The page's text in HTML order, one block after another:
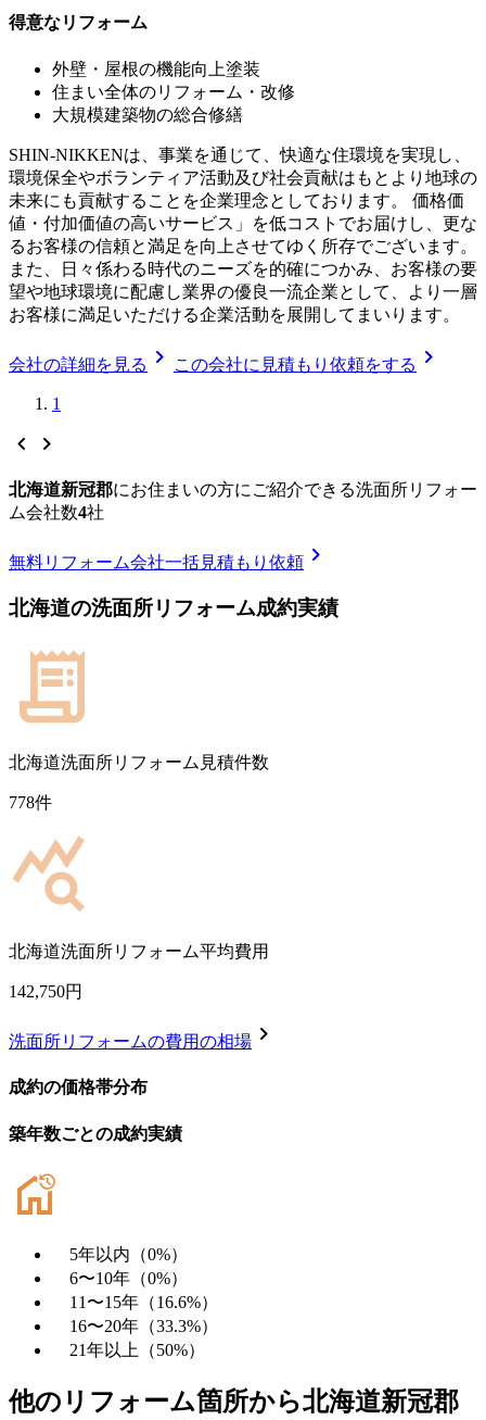
得意なリフォーム
外壁・屋根の機能向上塗装
住まい全体のリフォーム・改修
大規模建築物の総合修繕
SHIN-NIKKENは、事業を通じて、快適な住環境を実現し、
環境保全やボランティア活動及び社会貢献はもとより地球の
未来にも貢献することを企業理念としております。 価格価
値・付加価値の高いサービス」を低コストでお届けし、更な
るお客様の信頼と満足を向上させてゆく所存でございます。
また、日々係わる時代のニーズを的確につかみ、お客様の要
望や地球環境に配慮し業界の優良一流企業として、より一層
お客様に満足いただける企業活動を展開してまいります。
会社の詳細を見る chevron_right この会社に見積もり依頼をする chevron_right
1
chevron_left chevron_right
北海道新冠郡にお住まいの方にご紹介できる洗面所リフォー
ム会社数4社
無料リフォーム会社一括見積もり依頼 chevron_right
北海道の洗面所リフォーム成約実績
北海道洗面所リフォーム見積件数
778件
北海道洗面所リフォーム平均費用
142,750円
洗面所リフォームの費用の相場 chevron_right
成約の価格帯分布
築年数ごとの成約実績
5年以内 （0%）
6〜10年 （0%）
11〜15年 （16.6%）
16〜20年 （33.3%）
21年以上
（50%）
他のリフォーム箇所から北海道新冠郡